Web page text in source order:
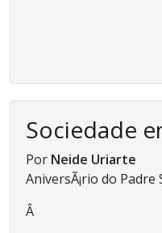
Sociedade
Por Neide Uriarte
AniversÃ¡rio do
Â